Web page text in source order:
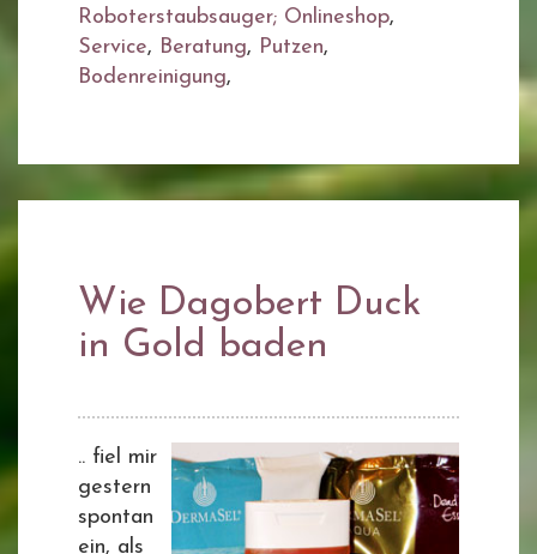
Roboterstaubsauger; Onlineshop,
Service, Beratung, Putzen,
Bodenreinigung,
Wie Dagobert Duck
in Gold baden
.. fiel mir
gestern
spontan
ein, als